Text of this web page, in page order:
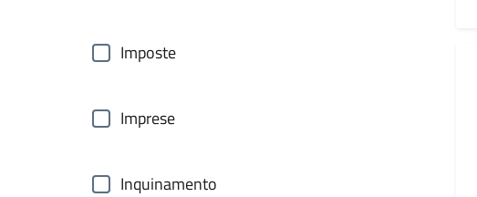
Imposte
Imprese
Inquinamento